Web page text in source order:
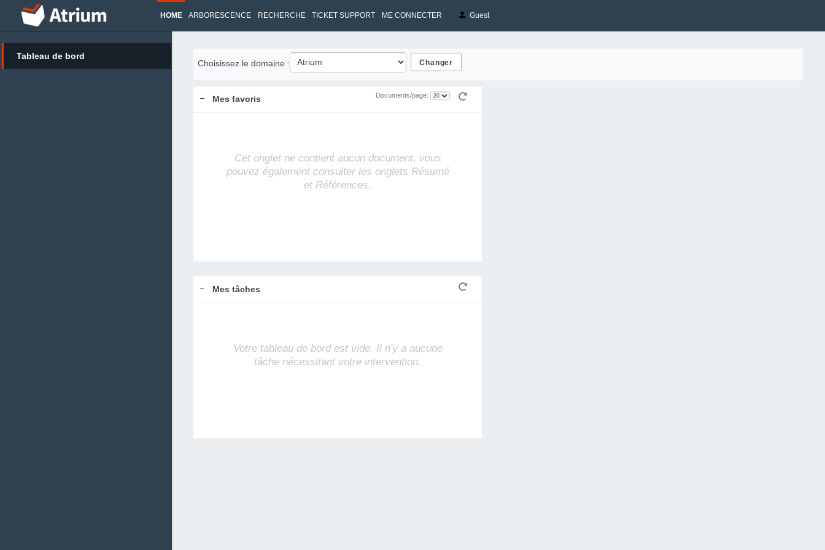
HOME ARBORESCENCE RECHERCHE TICKET SUPPORT ME CONNECTER Guest
Tableau de bord
Choisissez le domaine :
Mes favoris Documents/page:
Cet onglet ne contient aucun document, vous
pouvez également consulter les onglets Résumé
et Références.
Mes tâches
Votre tableau de bord est vide. Il n'y a aucune
tâche nécessitant votre intervention.